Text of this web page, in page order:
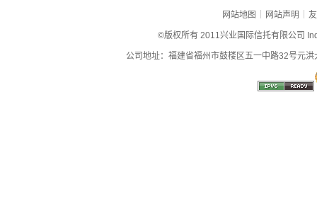
网站地图 | 网站声明 |
©版权所有 2011兴业国际信托有限公司
公司地址：福建省福州市鼓楼区五一中路32号元